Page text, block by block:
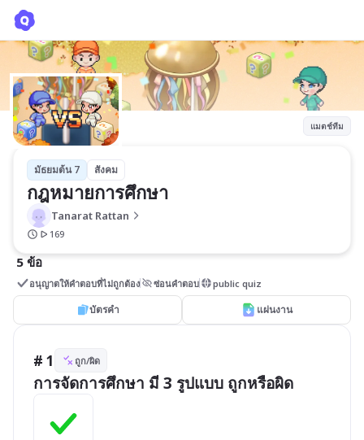
แมตช์ทีม
มัธยมต้น 7 สังคม
กฎหมายการศึกษา
Tanarat Rattan
169
5 ข้อ
อนุญาตให้คำตอบที่ไม่ถูกต้อง ซ่อนคำตอบ public quiz
บัตรคำ แผ่นงาน
# 1 ถูก/ผิด
การจัดการศึกษา มี 3 รูปแบบ ถูกหรือผิด